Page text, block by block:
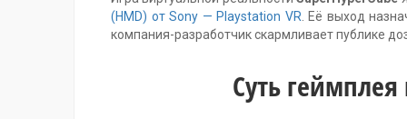
(HMD) от Sony — Playstation VR . Её выход
компания-разработчик скармливает публике
Суть